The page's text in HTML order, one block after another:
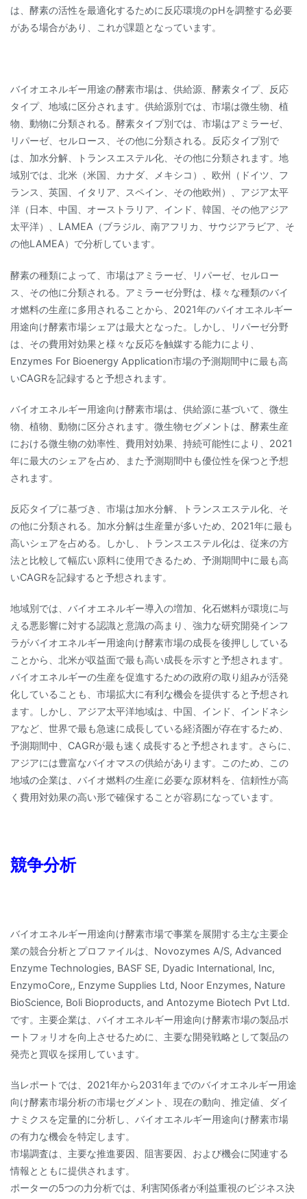
は、酵素の活性を最適化するために反応環境のpHを調整する必要
がある場合があり、これが課題となっています。
バイオエネルギー用途の酵素市場は、供給源、酵素タイプ、反応
タイプ、地域に区分されます。供給源別では、市場は微生物、植
物、動物に分類される。酵素タイプ別では、市場はアミラーゼ、
リパーゼ、セルロース、その他に分類される。反応タイプ別で
は、加水分解、トランスエステル化、その他に分類されます。地
域別では、北米（米国、カナダ、メキシコ）、欧州（ドイツ、フ
ランス、英国、イタリア、スペイン、その他欧州）、アジア太平
洋（日本、中国、オーストラリア、インド、韓国、その他アジア
太平洋）、LAMEA（ブラジル、南アフリカ、サウジアラビア、そ
の他LAMEA）で分析しています。
酵素の種類によって、市場はアミラーゼ、リパーゼ、セルロー
ス、その他に分類される。アミラーゼ分野は、様々な種類のバイ
オ燃料の生産に多用されることから、2021年のバイオエネルギー
用途向け酵素市場シェアは最大となった。しかし、リパーゼ分野
は、その費用対効果と様々な反応を触媒する能力により、
Enzymes For Bioenergy Application市場の予測期間中に最も高
いCAGRを記録すると予想されます。
バイオエネルギー用途向け酵素市場は、供給源に基づいて、微生
物、植物、動物に区分されます。微生物セグメントは、酵素生産
における微生物の効率性、費用対効果、持続可能性により、2021
年に最大のシェアを占め、また予測期間中も優位性を保つと予想
されます。
反応タイプに基づき、市場は加水分解、トランスエステル化、そ
の他に分類される。加水分解は生産量が多いため、2021年に最も
高いシェアを占める。しかし、トランスエステル化は、従来の方
法と比較して幅広い原料に使用できるため、予測期間中に最も高
いCAGRを記録すると予想されます。
地域別では、バイオエネルギー導入の増加、化石燃料が環境に与
える悪影響に対する認識と意識の高まり、強力な研究開発インフ
ラがバイオエネルギー用途向け酵素市場の成長を後押ししている
ことから、北米が収益面で最も高い成長を示すと予想されます。
バイオエネルギーの生産を促進するための政府の取り組みが活発
化していることも、市場拡大に有利な機会を提供すると予想され
ます。しかし、アジア太平洋地域は、中国、インド、インドネシ
アなど、世界で最も急速に成長している経済圏が存在するため、
予測期間中、CAGRが最も速く成長すると予想されます。さらに、
アジアには豊富なバイオマスの供給があります。このため、この
地域の企業は、バイオ燃料の生産に必要な原材料を、信頼性が高
く費用対効果の高い形で確保することが容易になっています。
競争分析
バイオエネルギー用途向け酵素市場で事業を展開する主な主要企
業の競合分析とプロファイルは、Novozymes A/S, Advanced
Enzyme Technologies, BASF SE, Dyadic International, Inc,
EnzymoCore,, Enzyme Supplies Ltd, Noor Enzymes, Nature
BioScience, Boli Bioproducts, and Antozyme Biotech Pvt Ltd.
です。主要企業は、バイオエネルギー用途向け酵素市場の製品ポ
ートフォリオを向上させるために、主要な開発戦略として製品の
発売と買収を採用しています。
当レポートでは、2021年から2031年までのバイオエネルギー用途
向け酵素市場分析の市場セグメント、現在の動向、推定値、ダイ
ナミクスを定量的に分析し、バイオエネルギー用途向け酵素市場
の有力な機会を特定します。
市場調査は、主要な推進要因、阻害要因、および機会に関連する
情報とともに提供されます。
ポーターの5つの力分析では、利害関係者が利益重視のビジネス決